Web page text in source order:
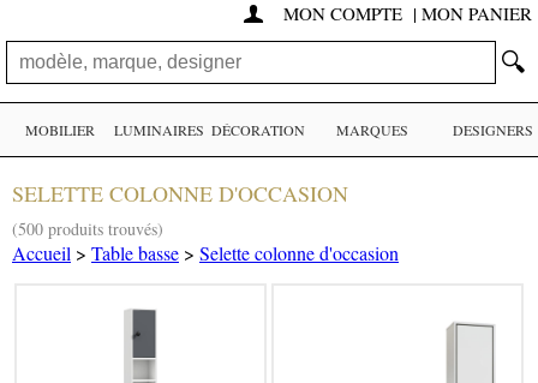
 MON COMPTE | MON PANIER
🔍
MOBILIER LUMINAIRES DÉCORATION MARQUES DESIGNERS
SELETTE COLONNE D'OCCASION
(500 produits trouvés)
Accueil > Table basse > Selette colonne d'occasion